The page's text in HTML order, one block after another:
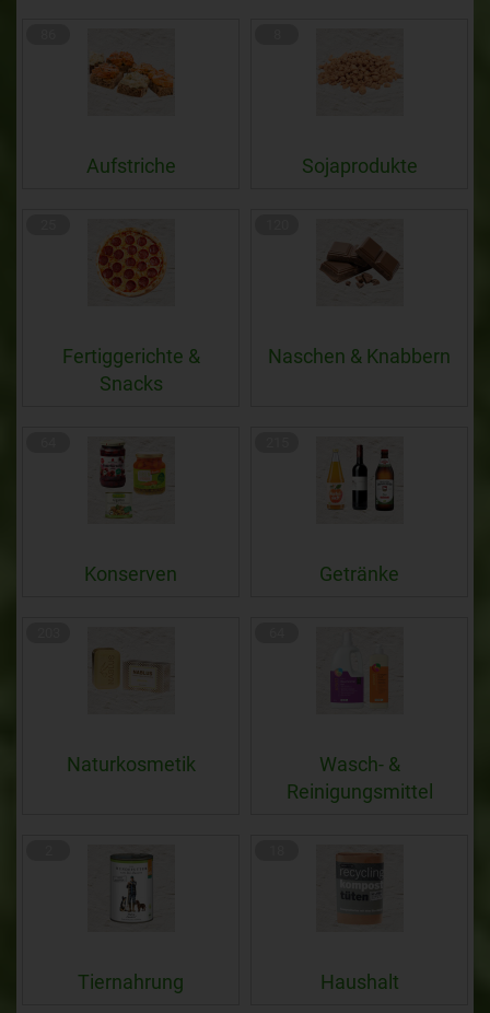
Aufstriche Sojaprodukte
Fertiggerichte &
Snacks
Naschen & Knabbern
Konserven Getränke
Naturkosmetik
Wasch- &
Reinigungsmittel
Tiernahrung Haushalt